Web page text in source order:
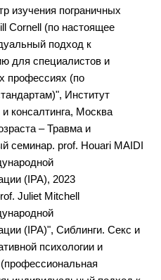
изучения пограничных
Cornell (по настоящее
подход к
для специалистов и
профессиях (по
Институт
и консалтинга, Москва
– Травма и
семинар. prof. Houari MAIDI
(IPA), 2023
Juliet Mitchell
(IPA)", Сиблинги. Секс и
психологии и